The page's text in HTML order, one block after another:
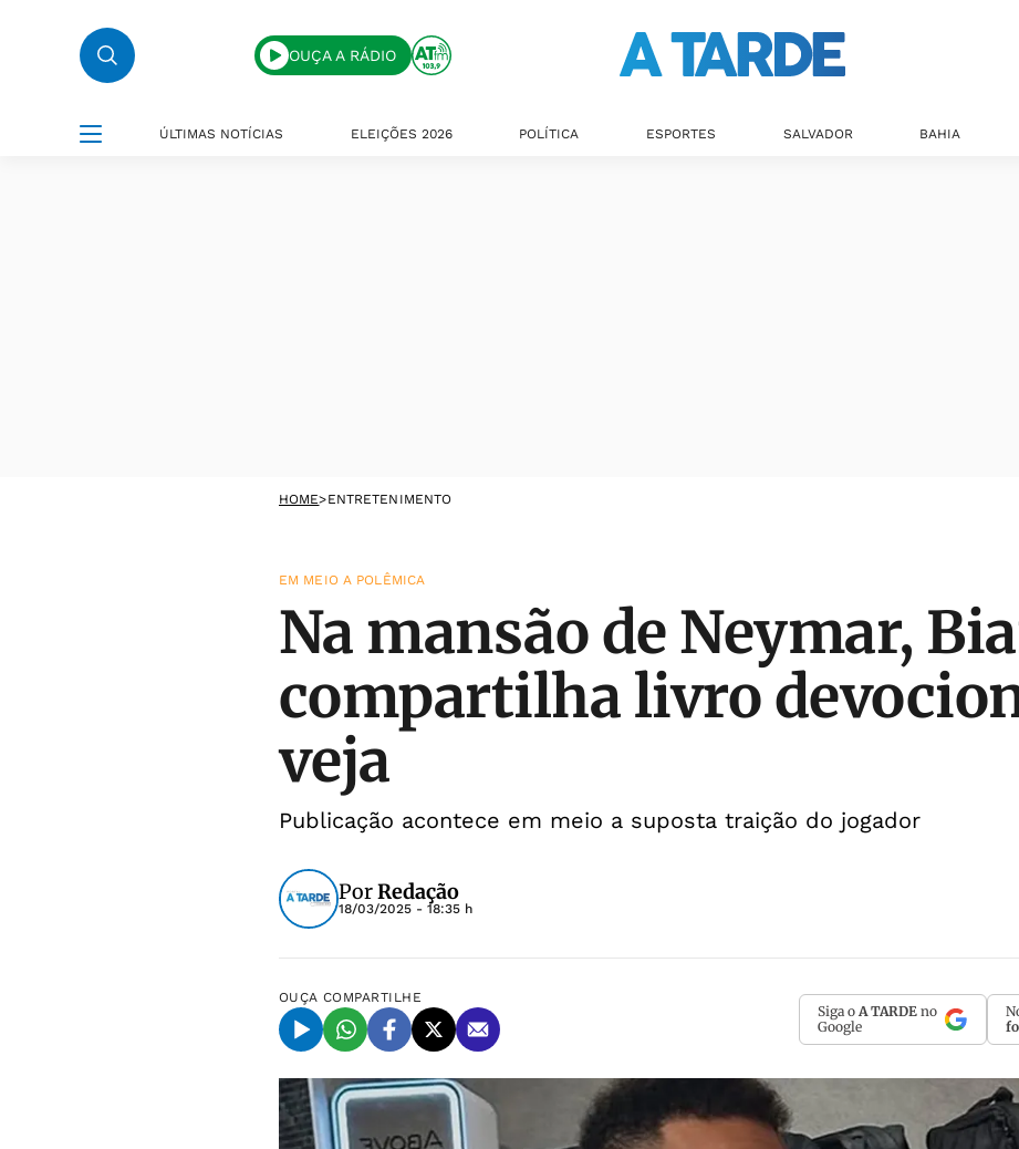
OUÇA A RÁDIO
ÚLTIMAS NOTÍCIAS ELEIÇÕES 2026 POLÍTICA ESPORTES SALVADOR BAHIA
HOME>ENTRETENIMENTO
EM MEIO A POLÊMICA
Na mansão de Neymar,
compartilha livro
veja
Publicação acontece em meio a suposta traição do jogador
PorRedação
18/03/2025 - 18:35 h
OUÇA COMPARTILHE
Siga o A TARDE no
Google